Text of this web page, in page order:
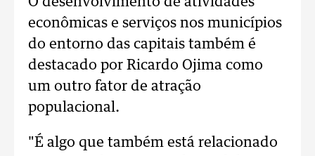
econômicas e serviços nos municípios
do entorno das capitais também é
destacado por Ricardo Ojima como
um outro fator de atração
populacional.
"É algo que também está relacionado